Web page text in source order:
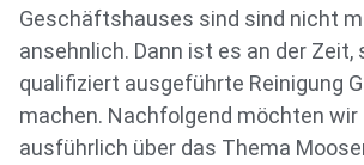
Geschäftshauses sind sind nicht
ansehnlich. Dann ist es an der Zeit,
qualifiziert ausgeführte Reinigung
machen. Nachfolgend möchten wir
ausführlich über das Thema